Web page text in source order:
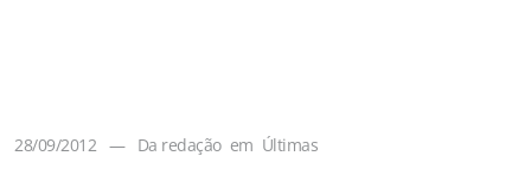
28/09/2012 — Da redação em Últimas